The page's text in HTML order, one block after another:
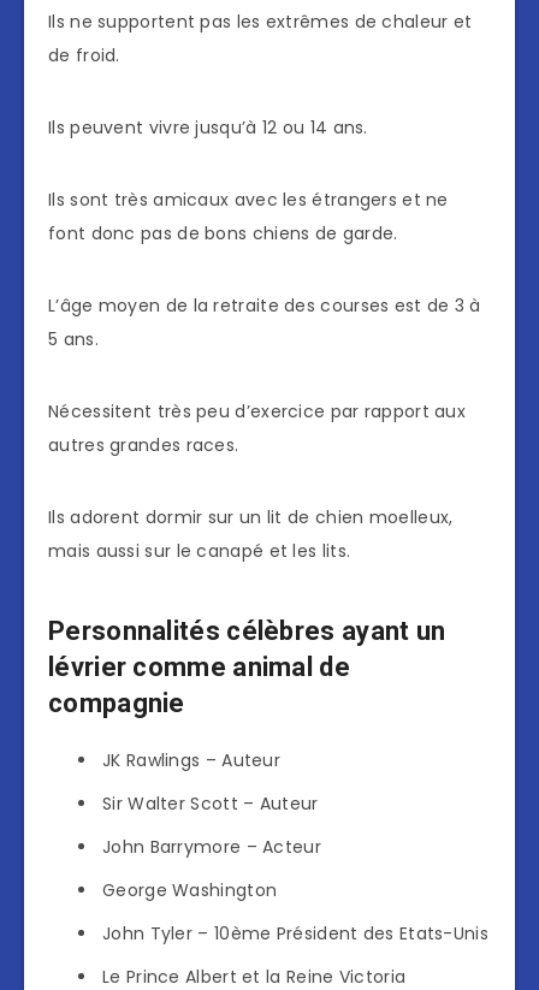
Ils ne supportent pas les extrêmes de chaleur et
de froid.
Ils peuvent vivre jusqu’à 12 ou 14 ans.
Ils sont très amicaux avec les étrangers et ne
font donc pas de bons chiens de garde.
L’âge moyen de la retraite des courses est de 3 à
5 ans.
Nécessitent très peu d’exercice par rapport aux
autres grandes races.
Ils adorent dormir sur un lit de chien moelleux,
mais aussi sur le canapé et les lits.
Personnalités célèbres ayant un
lévrier comme animal de
compagnie
JK Rawlings – Auteur
Sir Walter Scott – Auteur
John Barrymore – Acteur
George Washington
John Tyler – 10ème Président des Etats-Unis
Le Prince Albert et la Reine Victoria